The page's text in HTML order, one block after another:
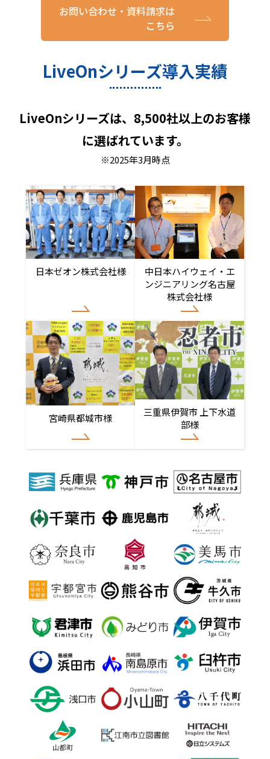
お問い合わせ・資料請求は
こちら
LiveOnシリーズ導入実績
LiveOnシリーズは、8,500社以上のお客様
に選ばれています。
※2025年3月時点
日本ゼオン株式会社様
中日本ハイウェイ・エ
ンジニアリング名古屋
株式会社様
宮崎県都城市様
三重県伊賀市 上下水道
部様